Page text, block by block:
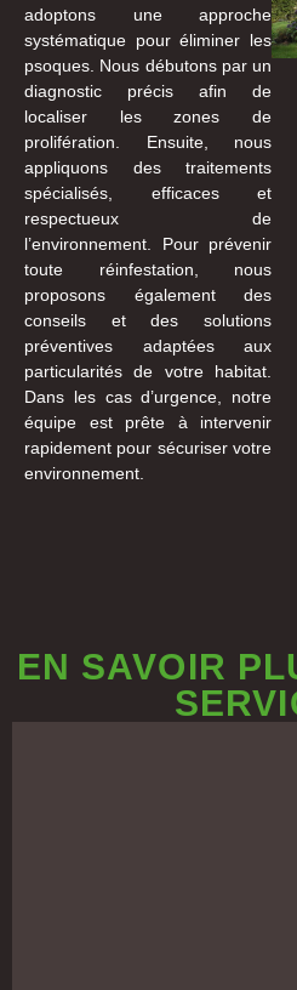
adoptons une approche
systématique pour éliminer les
psoques. Nous débutons par un
diagnostic précis afin de
localiser les zones de
prolifération. Ensuite, nous
appliquons des traitements
spécialisés, efficaces et
respectueux de
l’environnement. Pour prévenir
toute réinfestation, nous
proposons également des
conseils et des solutions
préventives adaptées aux
particularités de votre habitat.
Dans les cas d’urgence, notre
équipe est prête à intervenir
rapidement pour sécuriser votre
environnement.
EN SAVOIR